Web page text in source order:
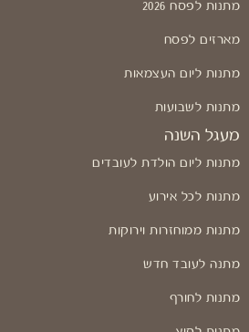
מתנות לפסח 2026
מארזים לפסח
מתנות ליום העצמאות
מתנות לשבועות
מעגל השנה
מתנות ליום הולדת לעובדים
מתנות לכל אירוע
מתנות ממוחזרות וירוקות
מתנה לעובד חדש
מתנות לחורף